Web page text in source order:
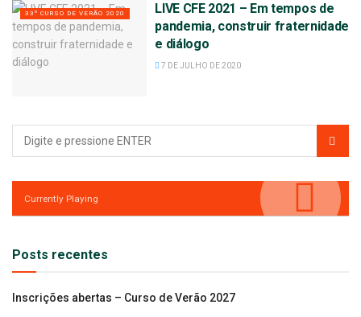
33º CURSO DE VERÃO 2020
LIVE CFE 2021 – Em tempos de
pandemia, construir fraternidade
e diálogo
7 DE JULHO DE 2020
Currently Playing
Posts recentes
Inscrições abertas – Curso de Verão 2027